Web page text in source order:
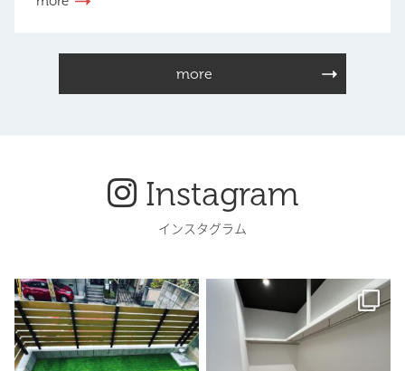
more
Instagram
インスタグラム